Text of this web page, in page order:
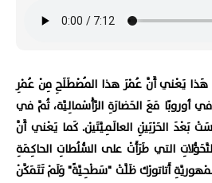
هَذا يَعْني أَنَّ عُمْرَ هذا المُصْطَلَحِ مِنْ عُمْرِ
أوروبّا مَعَ الحَضارَةِ الرَّأْسْمالِيَّة، ثُمَّ في
بَعْدَ الحَرْبَيْنِ العالَمِيَّتَيْن. كَما يَعْني أَنَّ
التي طَرَأَتْ على السُّلُطاتِ الحاكِمَةِ
أَتاتورْك ظَلَّتْ "سَطْحِيَّةً" وَلَمْ تَتَمَكَّنْ